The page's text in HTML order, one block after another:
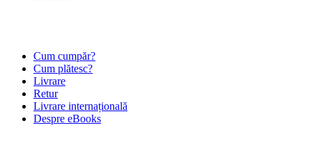
Cum cumpăr?
Cum plătesc?
Livrare
Retur
Livrare internațională
Despre eBooks